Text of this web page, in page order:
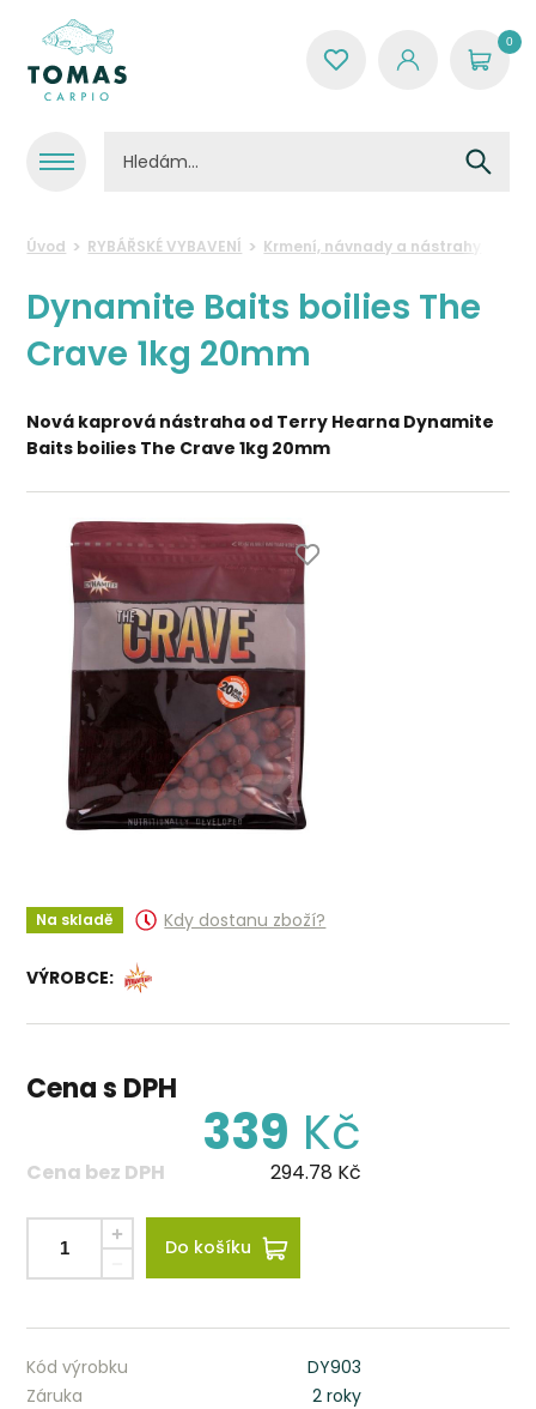
0
Úvod RYBÁŘSKÉ VYBAVENÍ Krmení, návnady a nástrahy
Dynamite Baits boilies The
Crave 1kg 20mm
Nová kaprová nástraha od Terry Hearna Dynamite
Baits boilies The Crave 1kg 20mm
Na skladě Kdy dostanu zboží?
VÝROBCE:
Cena s DPH
339 Kč
Cena bez DPH 294.78 Kč
Do košíku
Kód výrobku
DY903
Záruka
2 roky